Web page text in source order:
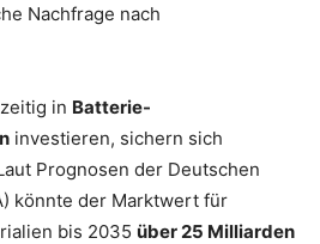
Nachfrage nach
in Batterie-
investieren, sichern sich
Prognosen der Deutschen
könnte der Marktwert für
bis 2035 über 25 Milliarden